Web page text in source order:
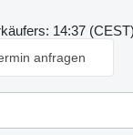
14:37 (CEST)
anfragen